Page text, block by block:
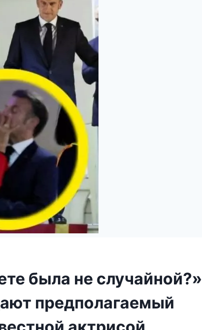
была не случайной?»
предполагаемый